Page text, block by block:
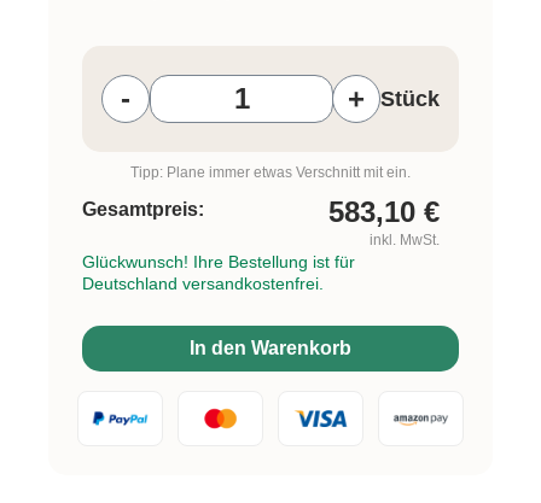
- + Stück
Tipp: Plane immer etwas Verschnitt mit ein.
Gesamtpreis: 583,10 €
inkl. MwSt.
Glückwunsch! Ihre Bestellung ist für
Deutschland versandkostenfrei.
In den Warenkorb